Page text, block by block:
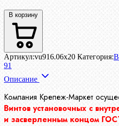
В корзину
Артикул:vu916.06x20 Категория:
91
Описание
Компания Крепеж-Маркет
Винтов установочных с
и засверленным концом